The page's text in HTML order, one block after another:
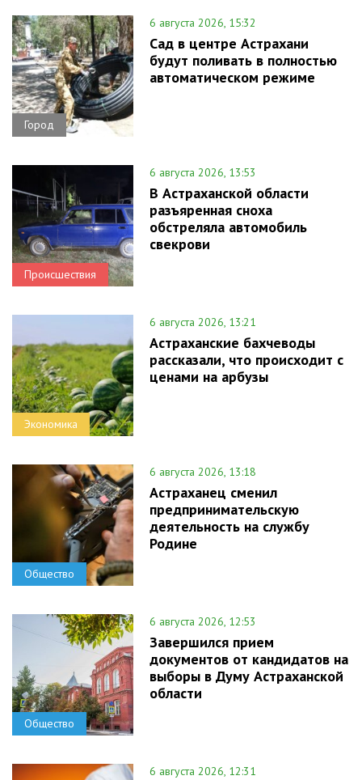
Город
6 августа 2026, 15:32
Сад в центре Астрахани
будут поливать в полностью
автоматическом режиме
Происшествия
6 августа 2026, 13:53
В Астраханской области
разъяренная сноха
обстреляла автомобиль
свекрови
Экономика
6 августа 2026, 13:21
Астраханские бахчеводы
рассказали, что происходит с
ценами на арбузы
Общество
6 августа 2026, 13:18
Астраханец сменил
предпринимательскую
деятельность на службу
Родине
Общество
6 августа 2026, 12:53
Завершился прием
документов от кандидатов на
выборы в Думу Астраханской
области
6 августа 2026, 12:31